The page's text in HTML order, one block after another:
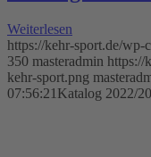
Weiterlesen
https://kehr-sport.de/wp-
350 masteradmin https://
kehr-sport.png
07:56:21 Katalog 2022/